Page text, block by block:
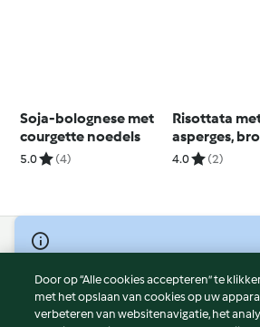
Soja-bolognese met
courgette noedels
5.0 (4)
Risottata
asperges,
champignons
4.0 (2)
© Copyright 2026
Gebruiksvoorwaarden
Privacybeleid
Door op “Alle cookies accepteren” te
met het opslaan van cookies op uw
verbeteren van websitenavigatie, het